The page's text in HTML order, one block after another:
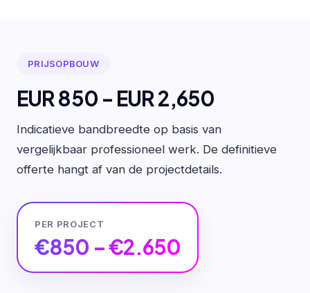
PRIJSOPBOUW
EUR 850 - EUR 2,650
Indicatieve bandbreedte op basis van
vergelijkbaar professioneel werk. De definitieve
offerte hangt af van de projectdetails.
PER PROJECT
€850 – €2.650